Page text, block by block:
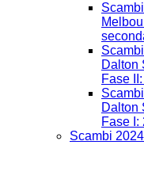
Dalton
Fase
Dalton
Fase I:
Scambi